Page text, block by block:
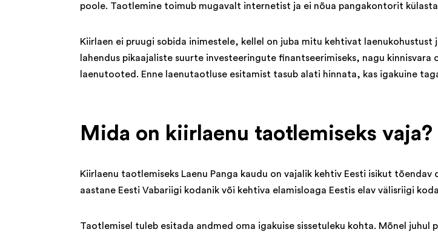
poole. Taotlemine toimub mugavalt internetist ja ei nõua pangakontorit
Kiirlaen ei pruugi sobida inimestele, kellel on juba mitu kehtivat laenukohustust
lahendus pikaajaliste suurte investeeringute finantseerimiseks, nagu
laenutooted. Enne laenutaotluse esitamist tasub alati hinnata, kas igakuine
Mida on kiirlaenu taotlemiseks vaja?
Kiirlaenu taotlemiseks Laenu Panga kaudu on vajalik kehtiv Eesti isikut
aastane Eesti Vabariigi kodanik või kehtiva elamisloaga Eestis elav välisriigi
Taotlemisel tuleb esitada andmed oma igakuise sissetuleku kohta. Mõnel